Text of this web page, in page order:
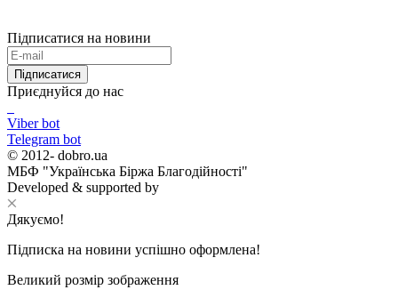
Підписатися на новини
Підписатися
Приєднуйся до нас
Viber bot
Telegram bot
© 2012- dobro.ua
МБФ "Українська Біржа Благодійності"
Developed & supported by
Дякуємо!
Підписка на новини успішно оформлена!
Великий розмір зображення